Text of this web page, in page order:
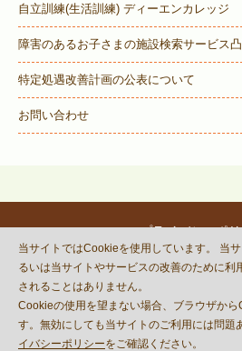
自立訓練(生活訓練) ディーエンカレッジ
障害のあるお子さまの施設検索サービス
特定処遇改善計画の公表について
お問い合わせ
プライバシーポ
© DECOBOCO
and Terms of Service
当サイトではCookieを使用しています。 当
るいは当サイトやサービスの改善のために利
されることはありません。
Cookieの使用を望まない場合、ブラウザから
す。無効にしても当サイトのご利用には問題
イバシーポリシーをご確認ください。